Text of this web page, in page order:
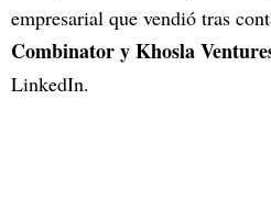
empresarial que vendió tras
Combinator y Khosla
LinkedIn.